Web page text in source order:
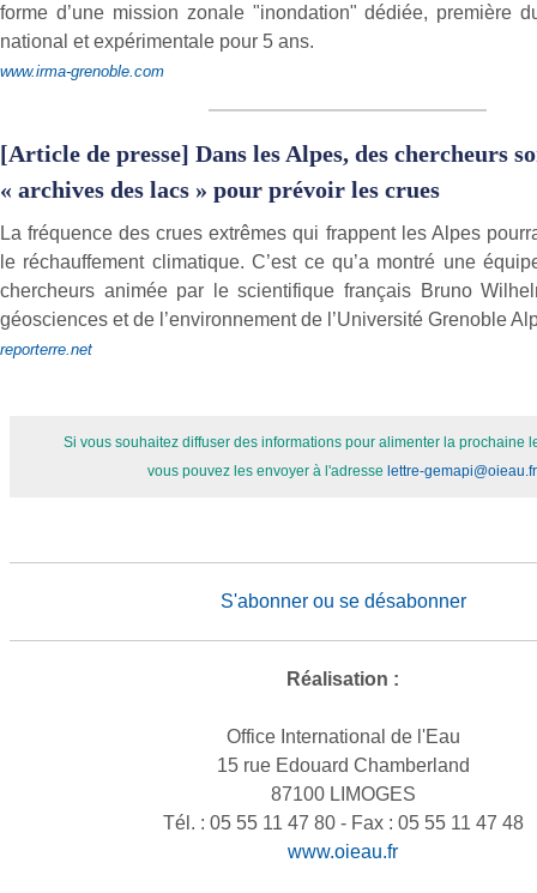
forme d’une mission zonale "inondation" dédiée, première
national et expérimentale pour 5 ans.
www.irma-grenoble.com
[Article de presse] Dans les Alpes, des chercheurs
« archives des lacs » pour prévoir les crues
La fréquence des crues extrêmes qui frappent les Alpes
le réchauffement climatique. C’est ce qu’a montré une
chercheurs animée par le scientifique français Bruno
géosciences et de l’environnement de l’Université Grenoble
reporterre.net
Si vous souhaitez diffuser des informations pour alimenter la prochaine
vous pouvez les envoyer à l'adresse lettre-gemapi@oieau.fr
S'abonner ou se désabonner
Réalisation :
Office International de l'Eau
15 rue Edouard Chamberland
87100 LIMOGES
Tél. : 05 55 11 47 80 - Fax : 05 55 11 47 48
www.oieau.fr